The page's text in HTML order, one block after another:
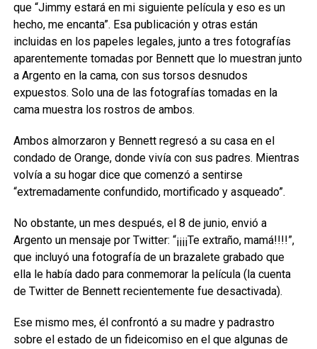
que “Jimmy estará en mi siguiente película y eso es un
hecho, me encanta”. Esa publicación y otras están
incluidas en los papeles legales, junto a tres fotografías
aparentemente tomadas por Bennett que lo muestran junto
a Argento en la cama, con sus torsos desnudos
expuestos. Solo una de las fotografías tomadas en la
cama muestra los rostros de ambos.
Ambos almorzaron y Bennett regresó a su casa en el
condado de Orange, donde vivía con sus padres. Mientras
volvía a su hogar dice que comenzó a sentirse
“extremadamente confundido, mortificado y asqueado”.
No obstante, un mes después, el 8 de junio, envió a
Argento un mensaje por Twitter: “¡¡¡¡Te extraño, mamá!!!!”,
que incluyó una fotografía de un brazalete grabado que
ella le había dado para conmemorar la película (la cuenta
de Twitter de Bennett recientemente fue desactivada).
Ese mismo mes, él confrontó a su madre y padrastro
sobre el estado de un fideicomiso en el que algunas de